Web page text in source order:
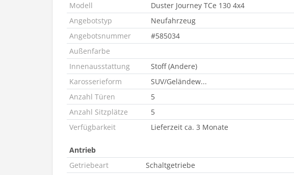
Modell
Duster Journey TCe 130 4x4
Angebotstyp
Neufahrzeug
Angebotsnummer
#585034
Außenfarbe
Innenausstattung
Stoff (Andere)
Karosserieform
SUV/Geländew...
Anzahl Türen
5
Anzahl Sitzplätze
5
Verfügbarkeit
Lieferzeit ca. 3 Monate
Antrieb
Getriebeart
Schaltgetriebe